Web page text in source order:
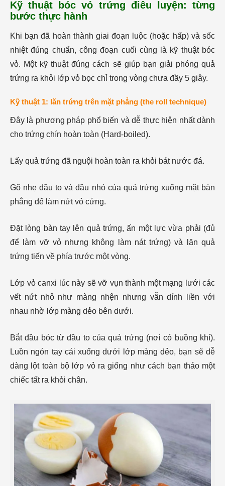
Kỹ thuật bóc vỏ trứng điêu luyện: từng
bước thực hành
Khi bạn đã hoàn thành giai đoạn luộc (hoặc hấp) và sốc
nhiệt đúng chuẩn, công đoạn cuối cùng là kỹ thuật bóc
vỏ. Một kỹ thuật đúng cách sẽ giúp bạn giải phóng quả
trứng ra khỏi lớp vỏ bọc chỉ trong vòng chưa đầy 5 giây.
Kỹ thuật 1: lăn trứng trên mặt phẳng (the roll technique)
Đây là phương pháp phổ biến và dễ thực hiện nhất dành
cho trứng chín hoàn toàn (Hard-boiled).
Lấy quả trứng đã nguội hoàn toàn ra khỏi bát nước đá.
Gõ nhẹ đầu to và đầu nhỏ của quả trứng xuống mặt bàn
phẳng để làm nứt vỏ cứng.
Đặt lòng bàn tay lên quả trứng, ấn một lực vừa phải (đủ
để làm vỡ vỏ nhưng không làm nát trứng) và lăn quả
trứng tiến về phía trước một vòng.
Lớp vỏ canxi lúc này sẽ vỡ vụn thành một mạng lưới các
vết nứt nhỏ như màng nhện nhưng vẫn dính liền với
nhau nhờ lớp màng dẻo bên dưới.
Bắt đầu bóc từ đầu to của quả trứng (nơi có buồng khí).
Luồn ngón tay cái xuống dưới lớp màng dẻo, bạn sẽ dễ
dàng lột toàn bộ lớp vỏ ra giống như cách bạn tháo một
chiếc tất ra khỏi chân.